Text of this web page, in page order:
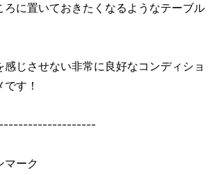
ろに置いておきたくなるようなテーブル
感じさせない非常に良好なコンディショ
す！
ーク